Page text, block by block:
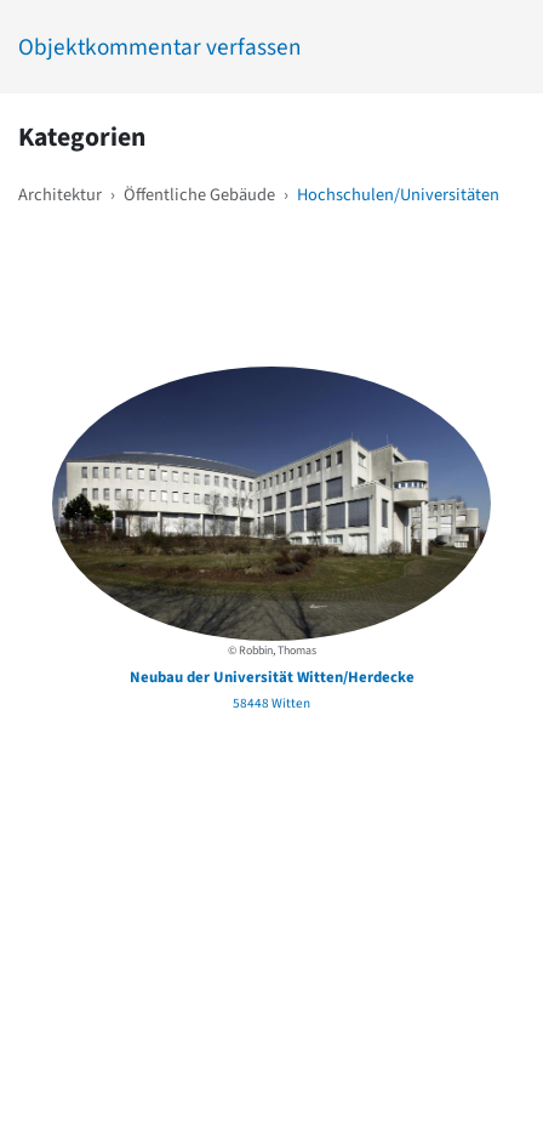
Objektkommentar verfassen
Kategorien
Architektur › Öffentliche Gebäude › Hochschulen/Universitäten
© Robbin, Thomas
Neubau der Universität Witten/Herdecke
58448 Witten